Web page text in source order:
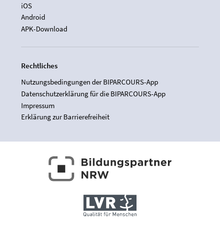
iOS
Android
APK-Download
Rechtliches
Nutzungsbedingungen der BIPARCOURS-App
Datenschutzerklärung für die BIPARCOURS-App
Impressum
Erklärung zur Barrierefreiheit